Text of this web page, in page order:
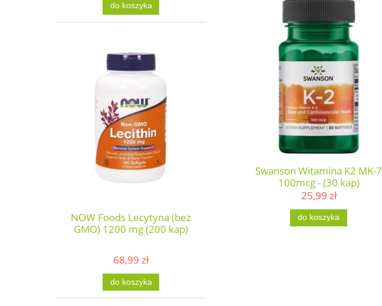
do koszyka
NOW Foods Lecytyna (bez
GMO) 1200 mg (200 kap)
68,99 zł
do koszyka
Swanson Witamina K2 MK-7
100mcg - (30 kap)
25,99 zł
do koszyka